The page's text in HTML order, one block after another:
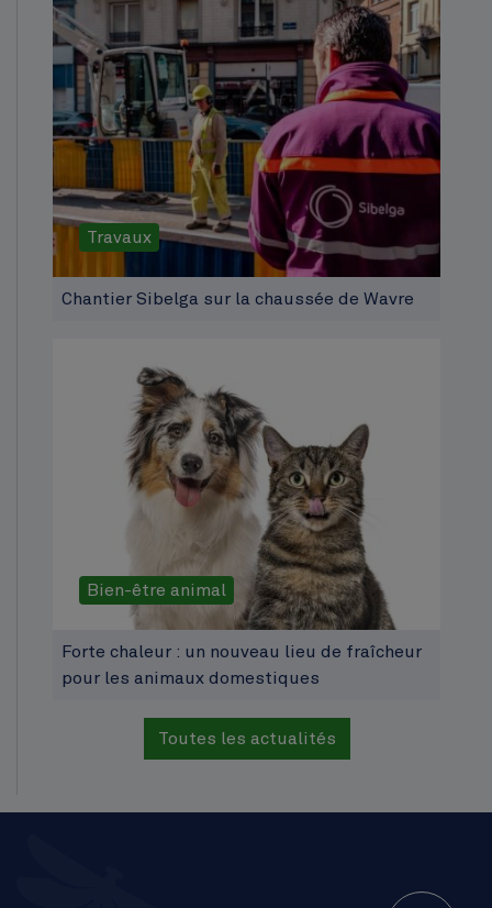
Travaux
Chantier Sibelga sur la chaussée de Wavre
Bien-être animal
Forte chaleur : un nouveau lieu de fraîcheur
pour les animaux domestiques
Toutes les actualités